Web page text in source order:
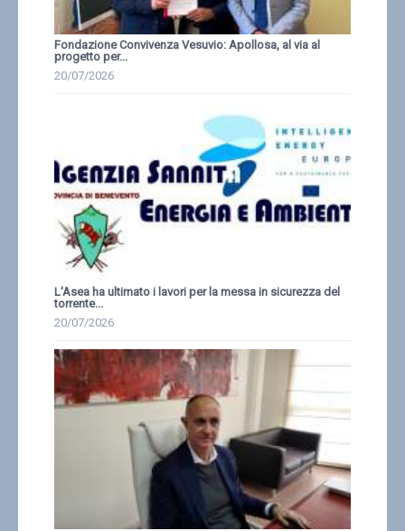
Fondazione Convivenza Vesuvio: Apollosa, al via al
progetto per...
20/07/2026
L'Asea ha ultimato i lavori per la messa in sicurezza del
torrente...
20/07/2026